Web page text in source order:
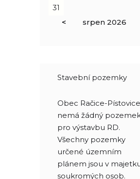
31
<
srpen 2026
Stavební pozemky
Obec Račice-Pístovice
nemá žádný
pro výstavbu RD.
Všechny pozemky
určené územním
plánem jsou v
soukromých osob.